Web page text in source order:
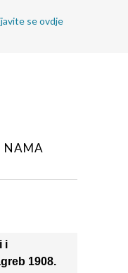
se ovdje
NAMA
i
1908.